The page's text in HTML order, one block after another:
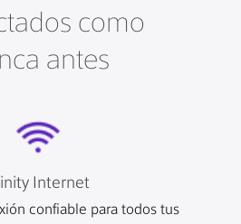
como
antes
Internet
confiable para todos tus